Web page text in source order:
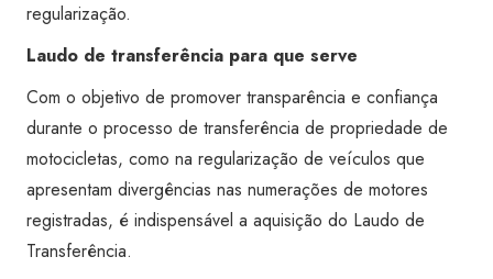
regularização.
Laudo de transferência para que serve
Com o objetivo de promover transparência e confiança
durante o processo de transferência de propriedade de
motocicletas, como na regularização de veículos que
apresentam divergências nas numerações de motores
registradas, é indispensável a aquisição do Laudo de
Transferência.